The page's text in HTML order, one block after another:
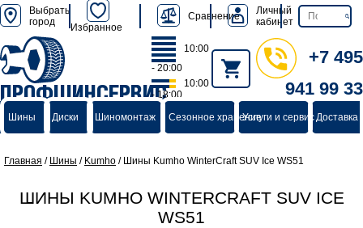
Выбрать
город
Избранное
Сравнение
Личный
кабинет
ПРОФШИНСЕРВИС
группа компаний
10:00
- 20:00
10:00
- 18:00
+7 495
941 99 33
Шины Диски Шиномонтаж Сезонное хранениеУслуги и сервисДоставка
Главная / Шины / Kumho / Шины Kumho WinterCraft SUV Ice WS51
ШИНЫ KUMHO WINTERCRAFT SUV ICE
WS51